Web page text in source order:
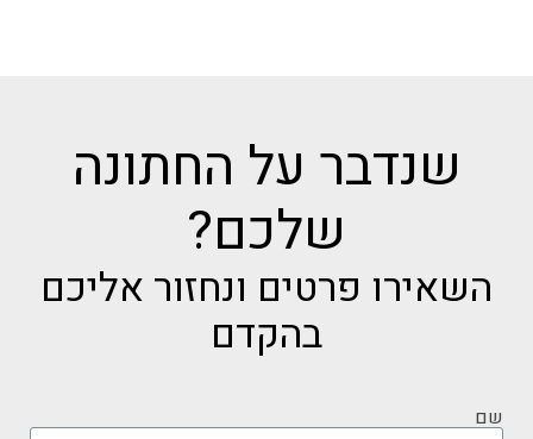
שנדבר על החתונה
שלכם?
השאירו פרטים ונחזור אליכם
בהקדם
שם